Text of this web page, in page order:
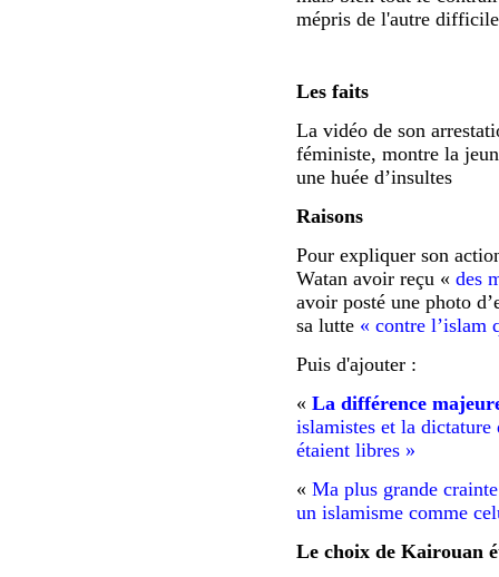
mépris de l'autre
Les faits
La vidéo de son
féministe, montre la
une huée d’insultes
Raisons
Pour expliquer son
Watan avoir reçu « des
avoir posté une photo
sa lutte « contre l’islam
Puis d'ajouter :
« La différence
islamistes et la dictature
étaient libres »
« Ma plus grande
un islamisme comme
Le choix de Kairouan